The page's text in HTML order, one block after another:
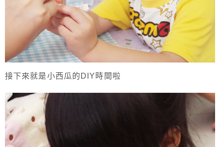
接下來就是小西瓜的DIY時間啦